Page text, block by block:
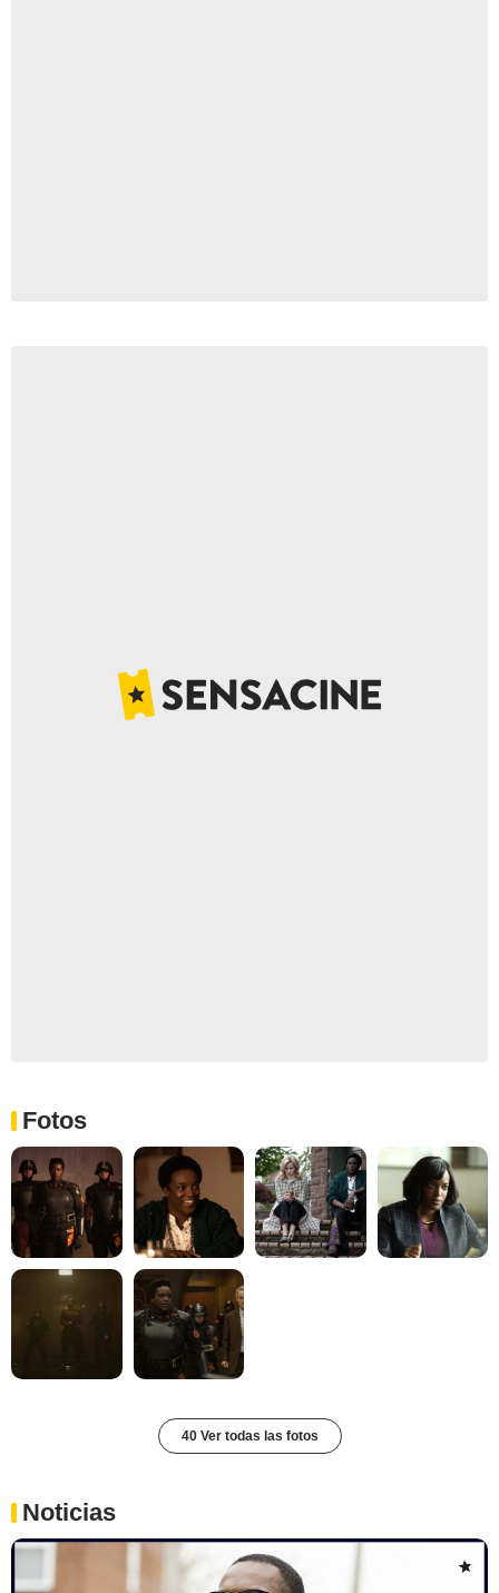
Fotos
40 Ver todas las fotos
Noticias